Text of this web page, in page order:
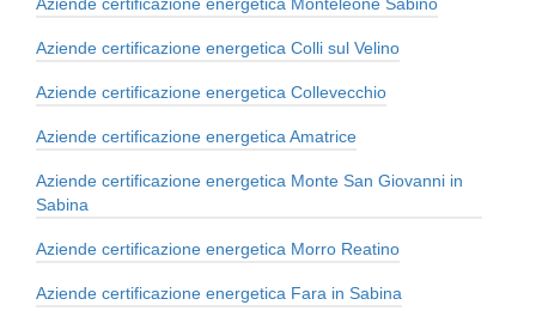
Aziende certificazione energetica Colli sul Velino
Aziende certificazione energetica Collevecchio
Aziende certificazione energetica Amatrice
Aziende certificazione energetica Monte San Giovanni in
Sabina
Aziende certificazione energetica Morro Reatino
Aziende certificazione energetica Fara in Sabina